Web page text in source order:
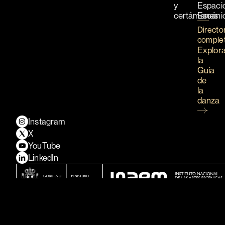
y
certámenes
la
Guía
de
la
danza
Instagram
X
YouTube
LinkedIn